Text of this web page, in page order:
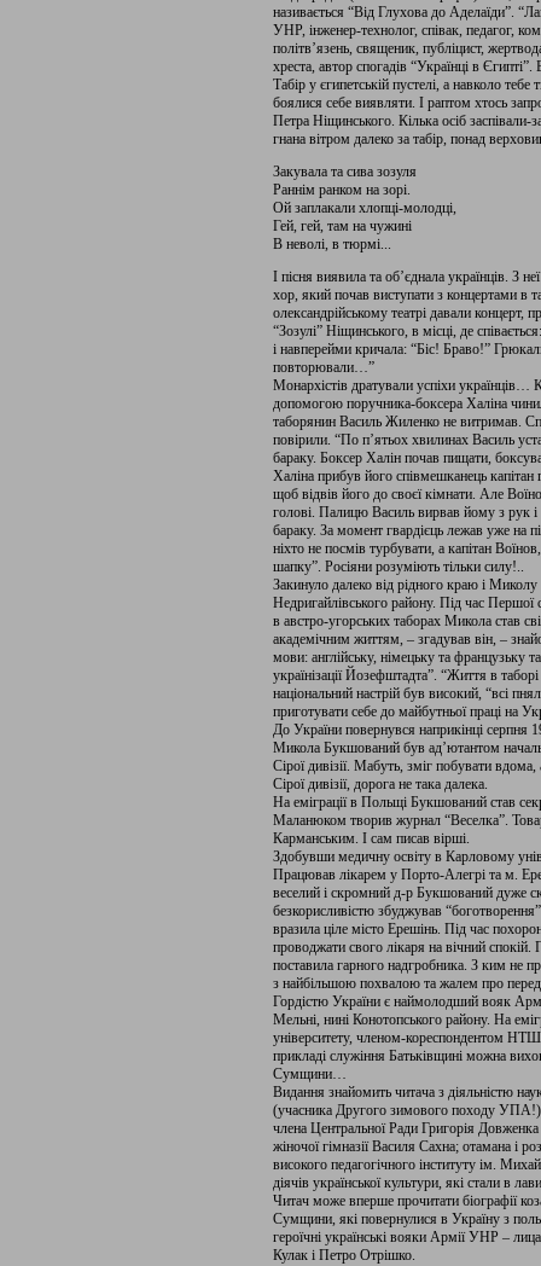
називається “Від Глухова до Аделаїди”.
УНР, інженер-технолог, співак, педагог,
політв’язень, священик, публіцист,
хреста, автор спогадів “Українці в
Табір у єгипетській пустелі, а навколо
боялися себе виявляти. І раптом хтось
Петра Ніщинського. Кілька осіб заспівали-
гнана вітром далеко за табір, понад
Закувала та сива зозуля
Раннім ранком на зорі.
Ой заплакали хлопці-молодці,
Гей, гей, там на чужині
В неволі, в тюрмі...
І пісня виявила та об’єднала українців. З
хор, який почав виступати з концертами в
олександрійському театрі давали концерт,
“Зозулі” Ніщинського, в місці, де
і навперейми кричала: “Біс! Браво!”
повторювали…”
Монархістів дратували успіхи українців…
допомогою поручника-боксера Халіна
таборянин Василь Жиленко не витримав.
повірили. “По п’ятьох хвилинах Василь
бараку. Боксер Халін почав пищати,
Халіна прибув його співмешканець капітан
щоб відвів його до своєї кімнати. Але
голові. Палицю Василь вирвав йому з рук
бараку. За момент гвардієць лежав уже на
ніхто не посмів турбувати, а капітан
шапку”. Росіяни розуміють тільки силу!..
Закинуло далеко від рідного краю і
Недригайлівського району. Під час
в австро-угорських таборах Микола став
академічним життям, – згадував він, –
мови: англійську, німецьку та
українізації Йозефштадта”. “Життя в
національний настрій був високий, “всі
приготувати себе до майбутньої праці на
До України повернувся наприкінці серпня
Микола Букшований був ад’ютантом
Сірої дивізії. Мабуть, зміг побувати
Сірої дивізії, дорога не така далека.
На еміграції в Польщі Букшований став
Маланюком творив журнал “Веселка”.
Карманським. І сам писав вірші.
Здобувши медичну освіту в Карловому
Працював лікарем у Порто-Алегрі та м.
веселий і скромний д-р Букшований дуже
безкорисливістю збуджував
вразила ціле місто Ерешінь. Під час
проводжати свого лікаря на вічний
поставила гарного надгробника. З ким не
з найбільшою похвалою та жалем про
Гордістю України є наймолодший вояк
Мельні, нині Конотопського району. На
університету, членом-кореспондентом
прикладі служіння Батьківщині можна
Сумщини…
Видання знайомить читача з діяльністю
(учасника Другого зимового походу УПА!),
члена Центральної Ради Григорія
жіночої гімназії Василя Сахна; отамана і
високого педагогічного інституту ім.
діячів української культури, які стали в
Читач може вперше прочитати біографії
Сумщини, які повернулися в Україну з
героїчні українські вояки Армії УНР –
Кулак і Петро Отрішко.